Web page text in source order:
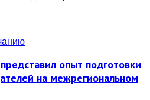
опыт подготовки
на межрегиональном